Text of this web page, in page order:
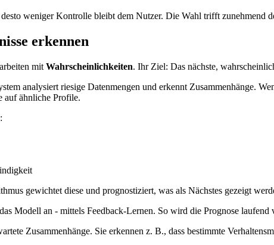
weniger Kontrolle bleibt dem Nutzer. Die Wahl trifft zunehmend
erkennen
mit Wahrscheinlichkeiten. Ihr Ziel: Das nächste,
analysiert riesige Datenmengen und erkennt Zusammenhänge.
auf ähnliche Profile.
gewichtet diese und prognostiziert, was als Nächstes gezeigt
Modell an - mittels Feedback-Lernen. So wird die Prognose laufend
Zusammenhänge. Sie erkennen z. B., dass bestimmte